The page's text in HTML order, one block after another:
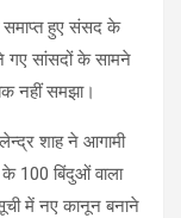
समाप्त हुए संसद के
सांसदों के सामने
नहीं समझा।
शाह ने आगामी
के 100 बिंदुओं वाला
में नए कानून बनाने